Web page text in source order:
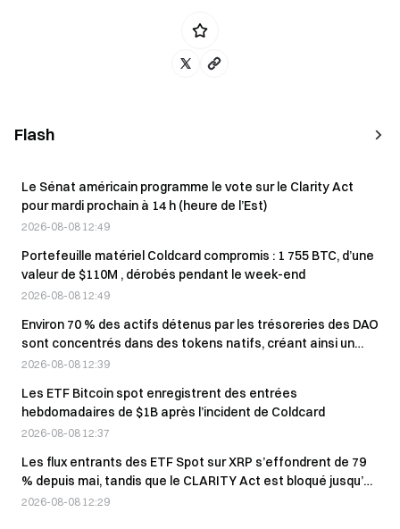
Flash
Le Sénat américain programme le vote sur le Clarity Act
pour mardi prochain à 14 h (heure de l’Est)
2026-08-08 12:49
Portefeuille matériel Coldcard compromis : 1 755 BTC, d’une
valeur de $110M , dérobés pendant le week-end
2026-08-08 12:49
Environ 70 % des actifs détenus par les trésoreries des DAO
sont concentrés dans des tokens natifs, créant ainsi un
cercle vicieux.
2026-08-08 12:39
Les ETF Bitcoin spot enregistrent des entrées
hebdomadaires de $1B après l’incident de Coldcard
2026-08-08 12:37
Les flux entrants des ETF Spot sur XRP s’effondrent de 79
% depuis mai, tandis que le CLARITY Act est bloqué jusqu’en
septembre
2026-08-08 12:29